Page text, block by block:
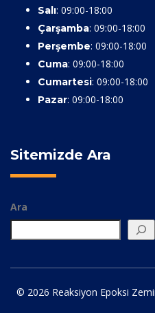
Salı: 09:00-18:00
Çarşamba: 09:00-18:00
Perşembe: 09:00-18:00
Cuma: 09:00-18:00
Cumartesi: 09:00-18:00
Pazar: 09:00-18:00
Sitemizde Ara
Ara
© 2026 Reaksiyon Epoksi